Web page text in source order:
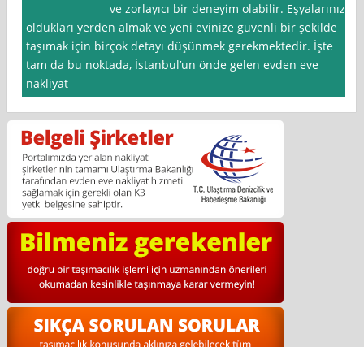
ve zorlayıcı bir deneyim olabilir. Eşyalarınızı
oldukları yerden almak ve yeni evinize güvenli bir şekilde
taşımak için birçok detayı düşünmek gerekmektedir. İşte
tam da bu noktada, İstanbul’un önde gelen evden eve
nakliyat